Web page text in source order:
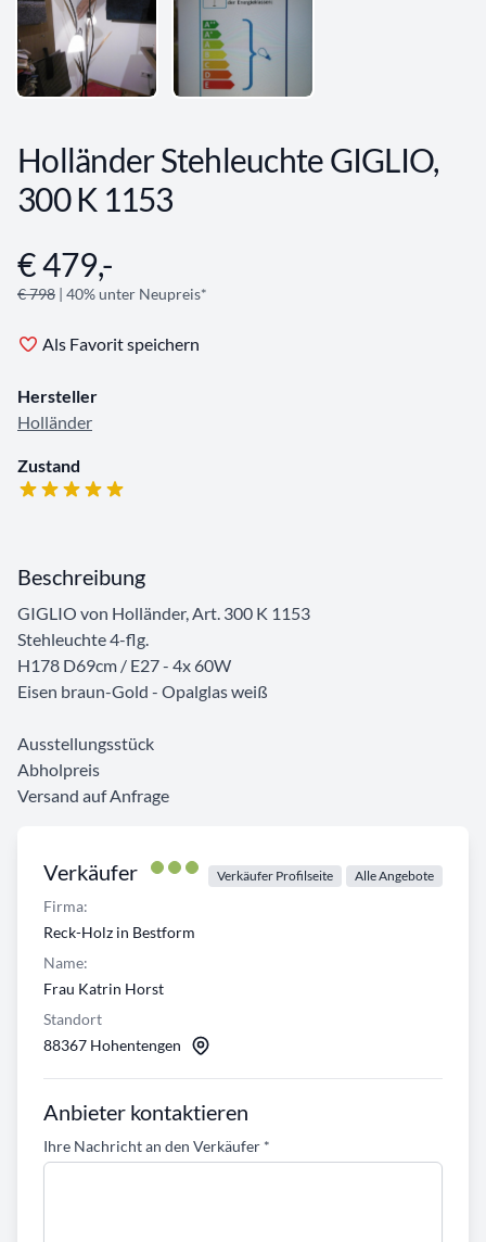
Holländer Stehleuchte GIGLIO,
300 K 1153
Angebotsinformationen
€ 479,-
€ 798 | 40% unter Neupreis*
Als Favorit speichern
Hersteller
Holländer
Zustand
Verkäufer Verkäufer Profilseite Alle Angebote
Firma:
Reck-Holz in Bestform
Name:
Frau Katrin Horst
Standort
88367 Hohentengen
Anbieter kontaktieren
Ihre Nachricht an den Verkäufer *
Beschreibung
GIGLIO von Holländer, Art. 300 K 1153
Stehleuchte 4-flg.
H178 D69cm / E27 - 4x 60W
Eisen braun-Gold - Opalglas weiß
Ausstellungsstück
Abholpreis
Versand auf Anfrage